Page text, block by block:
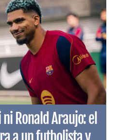
Ronald Araujo: el